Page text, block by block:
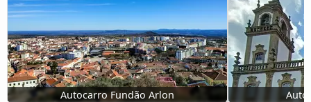
Autocarro Fundão Arlon